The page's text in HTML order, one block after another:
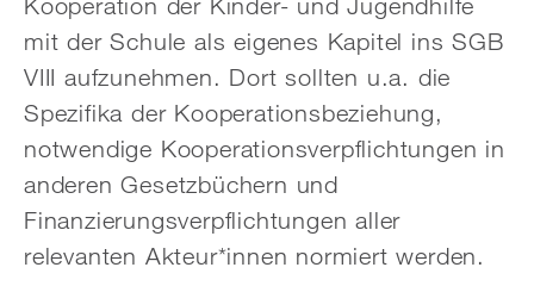
mit der Schule als eigenes Kapitel ins SGB
VIII aufzunehmen. Dort sollten u.a. die
Spezifika der Kooperationsbeziehung,
notwendige Kooperationsverpflichtungen in
anderen Gesetzbüchern und
Finanzierungsverpflichtungen aller
relevanten Akteur*innen normiert werden.